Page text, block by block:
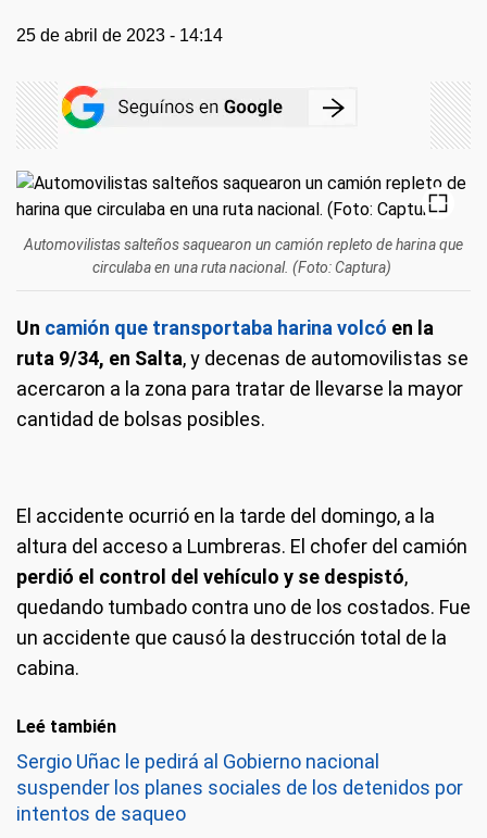
25 de abril de 2023 - 14:14
Automovilistas salteños saquearon un camión repleto de harina que
circulaba en una ruta nacional. (Foto: Captura)
Un camión que transportaba harina volcó en la
ruta 9/34, en Salta, y decenas de automovilistas se
acercaron a la zona para tratar de llevarse la mayor
cantidad de bolsas posibles.
El accidente ocurrió en la tarde del domingo, a la
altura del acceso a Lumbreras. El chofer del camión
perdió el control del vehículo y se despistó,
quedando tumbado contra uno de los costados. Fue
un accidente que causó la destrucción total de la
cabina.
Leé también
Sergio Uñac le pedirá al Gobierno nacional
suspender los planes sociales de los detenidos por
intentos de saqueo